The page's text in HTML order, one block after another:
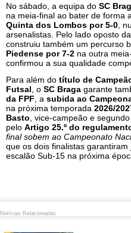
No sábado, a equipa do SC
na meia-final ao bater de forma
Quinta dos Lombos por 5-0 ,
arsenalistas. Pelo lado oposto
construiu também um percurso
Piedense por 7-2 na outra
confirmou a sua qualidade
Para além do título de
Futsal , o SC Braga garante
da FPF , a subida ao
na próxima temporada 2026/
Basto , vice-campeão e
pelo Artigo 25.º do
final sobem ao Campeonato
que os dois finalistas
escalão Sub-15 na próxima
Notícias Relacionadas